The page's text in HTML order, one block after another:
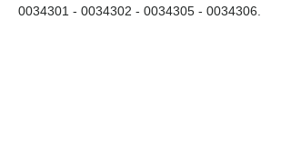
0034301 - 0034302 - 0034305 - 0034306